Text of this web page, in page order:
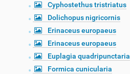
Cyphostethus tristriatus
Dolichopus nigricornis
Erinaceus europaeus
Erinaceus europaeus
Euplagia quadripunctaria
Formica cunicularia